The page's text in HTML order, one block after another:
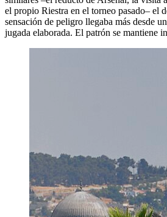
el propio Riestra en el torneo pasado– el
sensación de peligro llegaba más desde
jugada elaborada. El patrón se mantiene